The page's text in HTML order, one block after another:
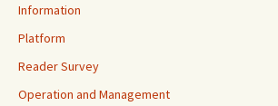
Information
Platform
Reader Survey
Operation and Management